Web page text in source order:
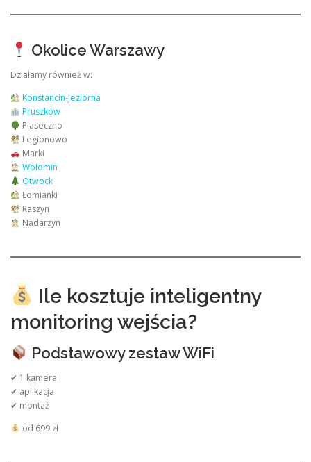
Okolice Warszawy
Działamy również w:
Konstancin-Jeziorna
Pruszków
Piaseczno
Legionowo
Marki
Wołomin
Otwock
Łomianki
Raszyn
Nadarzyn
Ile kosztuje inteligentny
monitoring wejścia?
Podstawowy zestaw WiFi
✔ 1 kamera
✔ aplikacja
✔ montaż
od 699 zł